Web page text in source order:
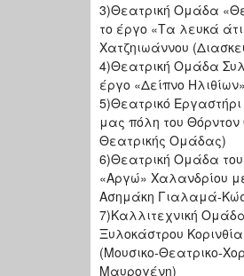
3)Θεατρική Ομάδα
το έργο «Τα λευκά
Χατζηιωάννου
4)Θεατρική Ομάδα
έργο «Δείπνο
5)Θεατρικό
μας πόλη του
Θεατρικής Ομάδας)
6)Θεατρική Ομάδα του
«Αργώ» Χαλανδρίου
Ασημάκη Γιαλαμά-
7)Καλλιτεχνική
Ξυλοκάστρου
(Μουσικο-Θεατρικο-
Μαυρογένη)